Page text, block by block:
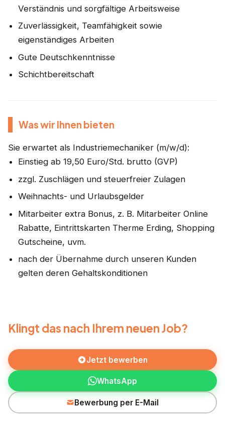
Verständnis und sorgfältige Arbeitsweise
Zuverlässigkeit, Teamfähigkeit sowie
eigenständiges Arbeiten
Gute Deutschkenntnisse
Schichtbereitschaft
Was wir Ihnen bieten
Sie erwartet als Industriemechaniker (m/w/d):
Einstieg ab 19,50 Euro/Std. brutto (GVP)
zzgl. Zuschlägen und steuerfreier Zulagen
Weihnachts- und Urlaubsgelder
Mitarbeiter extra Bonus, z. B. Mitarbeiter Online
Rabatte, Eintrittskarten Therme Erding, Shopping
Gutscheine, uvm.
nach der Übernahme durch unseren Kunden
gelten deren Gehaltskonditionen
Klingt das nach Ihrem neuen Job?
Jetzt bewerben
WhatsApp
Bewerbung per E-Mail